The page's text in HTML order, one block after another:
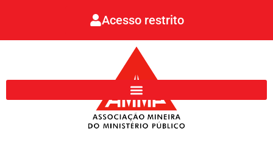
Acesso restrito